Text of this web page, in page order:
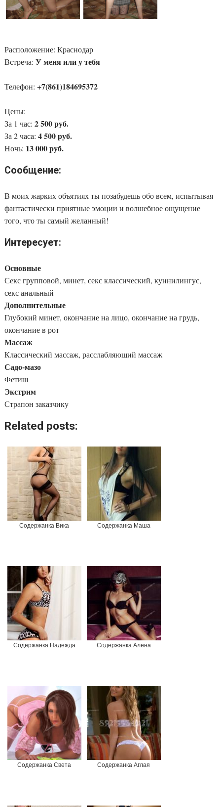
Расположение: Краснодар
Встреча: У меня или у тебя
Телефон: +7(861)184695372
Цены:
За 1 час: 2 500 руб.
За 2 часа: 4 500 руб.
Ночь: 13 000 руб.
Сообщение:
В моих жарких объятиях ты позабудешь обо всем, испытывая
фантастически приятные эмоции и волшебное ощущение
того, что ты самый желанный!
Интересует:
Основные
Секс групповой, минет, секс классический, куннилингус,
секс анальный
Дополнительные
Глубокий минет, окончание на лицо, окончание на грудь,
окончание в рот
Массаж
Классический массаж, расслабляющий массаж
Садо-мазо
Фетиш
Экстрим
Страпон заказчику
Related posts:
Содержанка Вика Содержанка Маша
Содержанка Надежда Содержанка Алена
Содержанка Света Содержанка Аглая